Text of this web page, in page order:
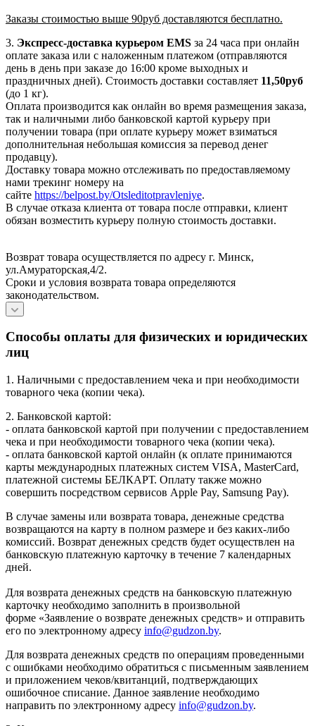
Заказы стоимостью выше 90руб доставляются бесплатно.
3. Экспресс-доставка курьером EMS за 24 часа при онлайн
оплате заказа или с наложенным платежом (отправляются
день в день при заказе до 16:00 кроме выходных и
праздничных дней). Стоимость доставки составляет 11,50руб
(до 1 кг).
Оплата производится как онлайн во время размещения заказа,
так и наличными либо банковской картой курьеру при
получении товара (при оплате курьеру может взиматься
дополнительная небольшая комиссия за перевод денег
продавцу).
Доставку товара можно отслеживать по предоставляемому
нами трекинг номеру на
сайте https://belpost.by/Otsleditotpravleniye.
В случае отказа клиента от товара после отправки, клиент
обязан возместить курьеру полную стоимость доставки.
Возврат товара осуществляется по адресу г. Минск,
ул.Амураторская,4/2.
Сроки и условия возврата товара определяются
законодательством.
Способы оплаты для физических и юридических
лиц
1. Наличными с предоставлением чека и при необходимости
товарного чека (копии чека).
2. Банковской картой:
- оплата банковской картой при получении с предоставлением
чека и при необходимости товарного чека (копии чека).
- оплата банковской картой онлайн (к оплате принимаются
карты международных платежных систем VISA, MasterCard,
платежной системы БЕЛКАРТ. Оплату также можно
совершить посредством сервисов Apple Pay, Samsung Pay).
В случае замены или возврата товара, денежные средства
возвращаются на карту в полном размере и без каких-либо
комиссий. Возврат денежных средств будет осуществлен на
банковскую платежную карточку в течение 7 календарных
дней.
Для возврата денежных средств на банковскую платежную
карточку необходимо заполнить в произвольной
форме «Заявление о возврате денежных средств» и отправить
его по электронному адресу info@gudzon.by.
Для возврата денежных средств по операциям проведенными
с ошибками необходимо обратиться с письменным заявлением
и приложением чеков/квитанций, подтверждающих
ошибочное списание. Данное заявление необходимо
направить по электронному адресу info@gudzon.by.